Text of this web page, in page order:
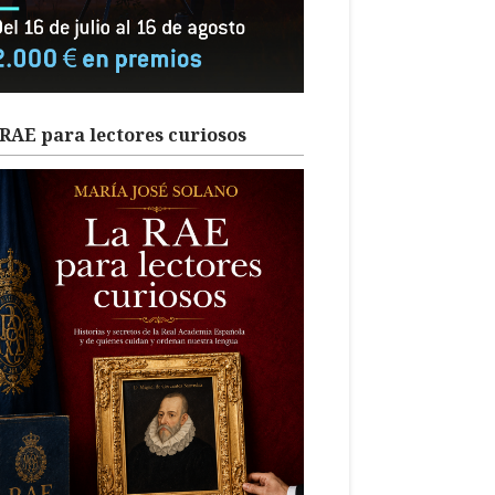
para lectores curiosos